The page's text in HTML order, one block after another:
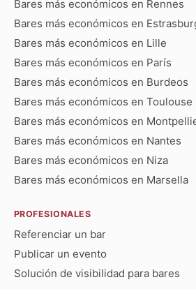
Bares más económicos en Rennes
Bares más económicos en
Bares más económicos en Lille
Bares más económicos en París
Bares más económicos en Burdeos
Bares más económicos en Toulouse
Bares más económicos en
Bares más económicos en Nantes
Bares más económicos en Niza
Bares más económicos en Marsella
PROFESIONALES
Referenciar un bar
Publicar un evento
Solución de visibilidad para bares